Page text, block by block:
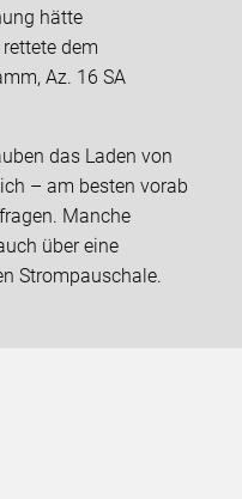
hätte
dem
Az. 16 SA
das Laden von
– am besten vorab
Manche
über eine
Strompauschale.